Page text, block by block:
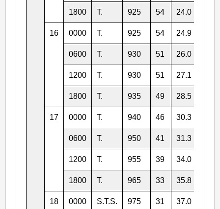
1800 T. 925 54 24.0
16 0000 T. 925 54 24.9
0600 T. 930 51 26.0
1200 T. 930 51 27.1
1800 T. 935 49 28.5
17 0000 T. 940 46 30.3
0600 T. 950 41 31.3
1200 T. 955 39 34.0
1800 T. 965 33 35.8
18 0000 S.T.S. 975 31 37.0